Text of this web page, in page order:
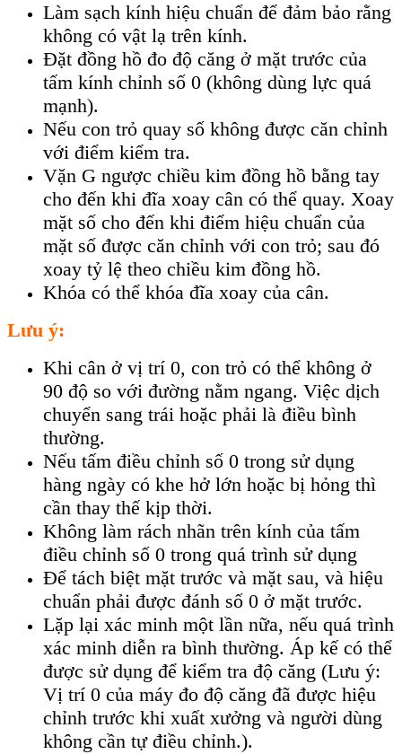
Làm sạch kính hiệu chuẩn để đảm bảo rằng
không có vật lạ trên kính.
Đặt đồng hồ đo độ căng ở mặt trước của
tấm kính chỉnh số 0 (không dùng lực quá
mạnh).
Nếu con trỏ quay số không được căn chỉnh
với điểm kiểm tra.
Vặn G ngược chiều kim đồng hồ bằng tay
cho đến khi đĩa xoay cân có thể quay. Xoay
mặt số cho đến khi điểm hiệu chuẩn của
mặt số được căn chỉnh với con trỏ; sau đó
xoay tỷ lệ theo chiều kim đồng hồ.
Khóa có thể khóa đĩa xoay của cân.
Lưu ý:
Khi cân ở vị trí 0, con trỏ có thể không ở
90 độ so với đường nằm ngang. Việc dịch
chuyển sang trái hoặc phải là điều bình
thường.
Nếu tấm điều chỉnh số 0 trong sử dụng
hàng ngày có khe hở lớn hoặc bị hỏng thì
cần thay thế kịp thời.
Không làm rách nhãn trên kính của tấm
điều chỉnh số 0 trong quá trình sử dụng
Để tách biệt mặt trước và mặt sau, và hiệu
chuẩn phải được đánh số 0 ở mặt trước.
Lặp lại xác minh một lần nữa, nếu quá trình
xác minh diễn ra bình thường. Áp kế có thể
được sử dụng để kiểm tra độ căng (Lưu ý:
Vị trí 0 của máy đo độ căng đã được hiệu
chỉnh trước khi xuất xưởng và người dùng
không cần tự điều chỉnh.).